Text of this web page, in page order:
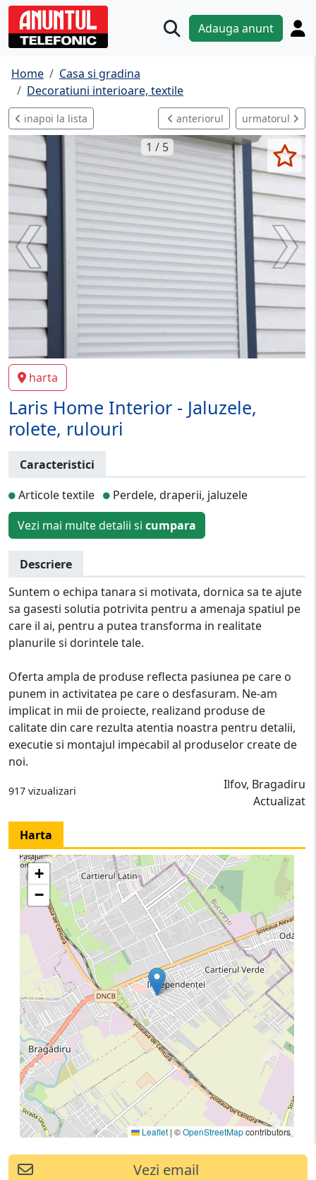
Adauga anunt
Home
Casa si gradina
Decoratiuni interioare, textile
inapoi la lista anteriorul urmatorul
1 / 5
harta
Laris Home Interior - Jaluzele,
rolete, rulouri
Caracteristici
Articole textile
Perdele, draperii, jaluzele
Vezi mai multe detalii si cumpara
Descriere
Suntem o echipa tanara si motivata, dornica sa te ajute
sa gasesti solutia potrivita pentru a amenaja spatiul pe
care il ai, pentru a putea transforma in realitate
planurile si dorintele tale.
Oferta ampla de produse reflecta pasiunea pe care o
punem in activitatea pe care o desfasuram. Ne-am
implicat in mii de proiecte, realizand produse de
calitate din care rezulta atentia noastra pentru detalii,
executie si montajul impecabil al produselor create de
noi.
917 vizualizari
Ilfov, Bragadiru
Actualizat
Harta
+
−
Leaflet | ©OpenStreetMapcontributors
Vezi email